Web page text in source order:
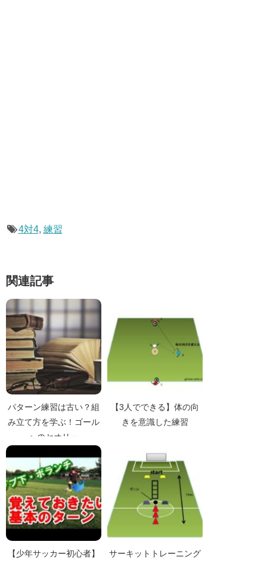
4対4, 練習
関連記事
パターン練習は古い？組
み立て方を学ぶ！ゴール
へのセオリー
【3人でできる】体の向
きを意識した練習
【少年サッカー初心者】
サーキットトレーニング